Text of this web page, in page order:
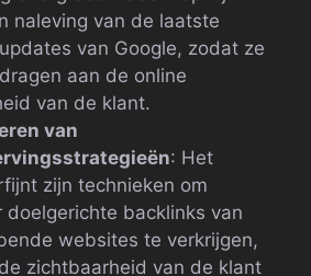
naleving van de laatste
van Google, zodat ze
aan de online
van de klant.
van
: Het
zijn technieken om
doelgerichte backlinks van
websites te verkrijgen,
zichtbaarheid van de klant